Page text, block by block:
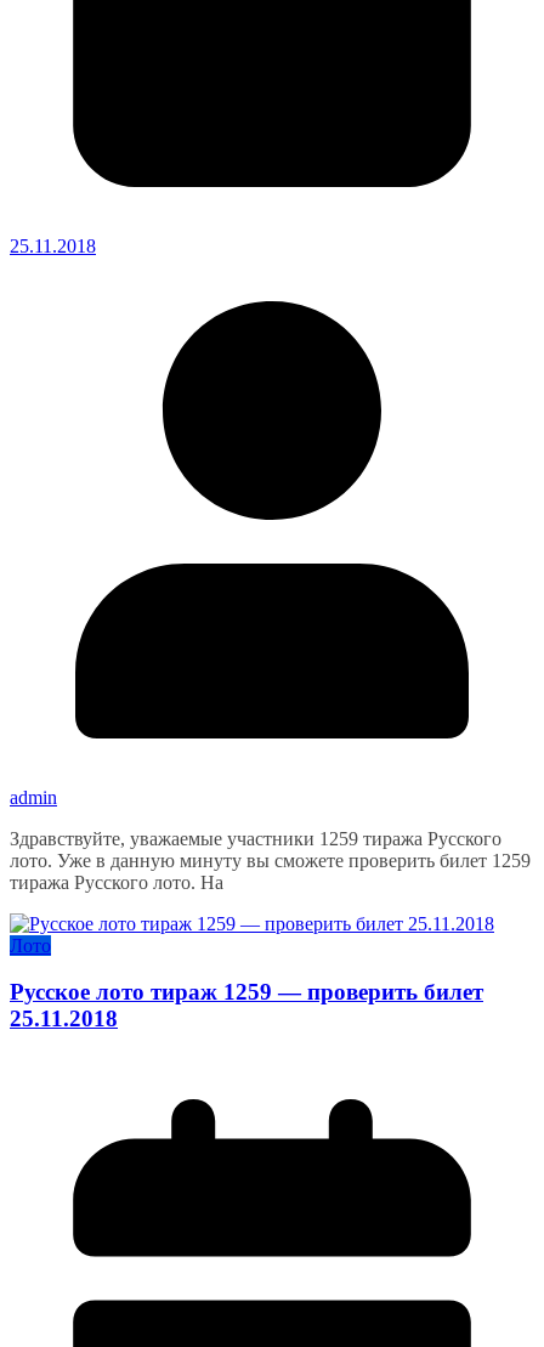
25.11.2018
admin
Здравствуйте, уважаемые участники 1259 тиража Русского
лото. Уже в данную минуту вы сможете проверить билет 1259
тиража Русского лото. На
Лото
Русское лото тираж 1259 — проверить билет
25.11.2018